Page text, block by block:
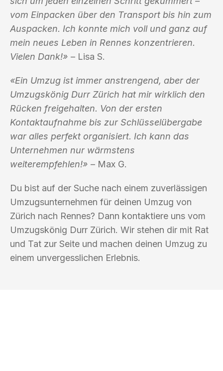
vom Einpacken über den Transport bis hin zum
Auspacken. Ich konnte mich voll und ganz auf
mein neues Leben in Rennes konzentrieren.
Vielen Dank!» – Lisa S.
«Ein Umzug ist immer anstrengend, aber der
Umzugskönig Durr Zürich hat mir wirklich den
Rücken freigehalten. Von der ersten
Kontaktaufnahme bis zur Schlüsselübergabe
war alles perfekt organisiert. Ich kann das
Unternehmen nur wärmstens
weiterempfehlen!» – Max G.
Du bist auf der Suche nach einem zuverlässigen
Umzugsunternehmen für deinen Umzug von
Zürich nach Rennes? Dann kontaktiere uns vom
Umzugskönig Durr Zürich. Wir stehen dir mit Rat
und Tat zur Seite und machen deinen Umzug zu
einem unvergesslichen Erlebnis.